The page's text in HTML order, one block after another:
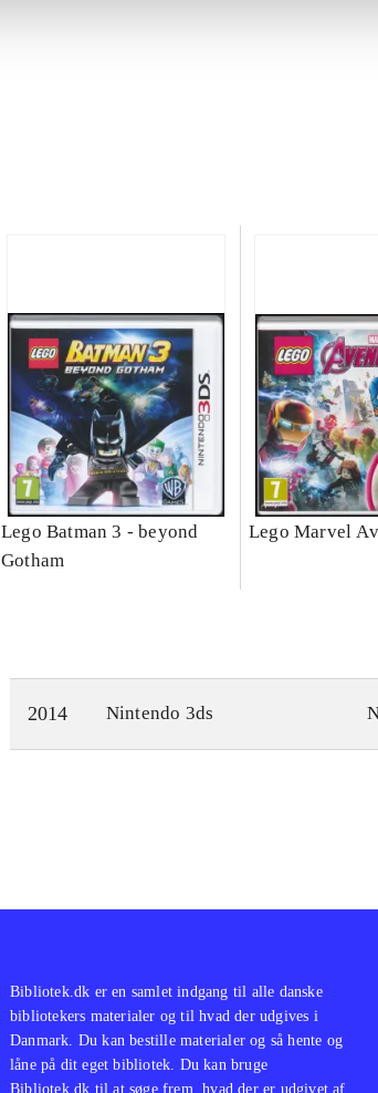
Lego Batman 3 - beyond
Gotham
Lego Marvel
2014 Nintendo 3ds
Bibliotek.dk er en samlet indgang til alle danske
bibliotekers materialer og til hvad der udgives i
Danmark. Du kan bestille materialer og så hente og
låne på dit eget bibliotek. Du kan bruge
Bibliotek.dk til at søge frem, hvad der er udgivet af